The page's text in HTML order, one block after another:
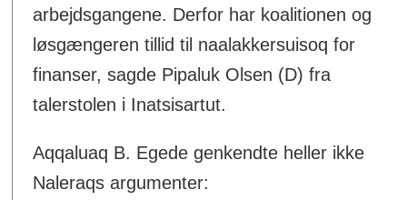
arbejdsgangene. Derfor har koalitionen og
løsgængeren tillid til naalakkersuisoq for
finanser, sagde Pipaluk Olsen (D) fra
talerstolen i Inatsisartut.
Aqqaluaq B. Egede genkendte heller ikke
Naleraqs argumenter: